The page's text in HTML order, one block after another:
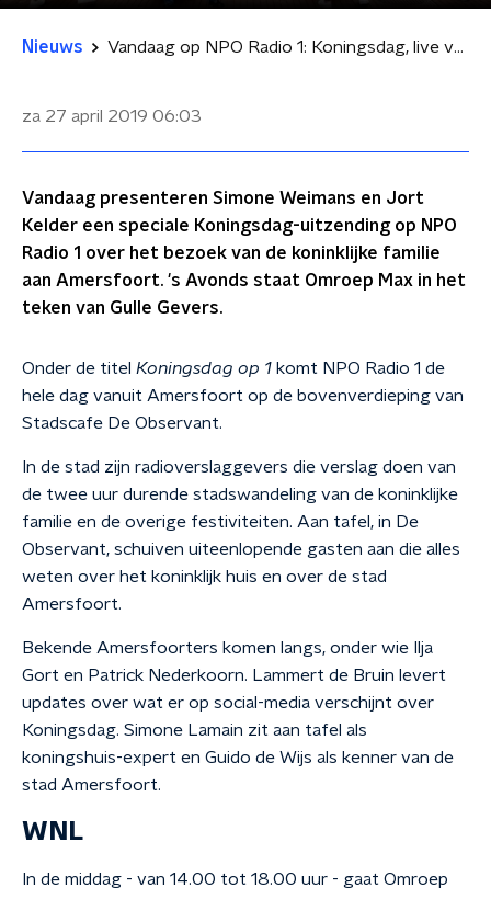
Nieuws Vandaag op NPO Radio 1: Koningsdag, live vanuit Amersfoort
za 27 april 2019 06:03
Vandaag presenteren Simone Weimans en Jort
Kelder een speciale Koningsdag-uitzending op NPO
Radio 1 over het bezoek van de koninklijke familie
aan Amersfoort. 's Avonds staat Omroep Max in het
teken van Gulle Gevers.
Onder de titel Koningsdag op 1 komt NPO Radio 1 de
hele dag vanuit Amersfoort op de bovenverdieping van
Stadscafe De Observant.
In de stad zijn radioverslaggevers die verslag doen van
de twee uur durende stadswandeling van de koninklijke
familie en de overige festiviteiten. Aan tafel, in De
Observant, schuiven uiteenlopende gasten aan die alles
weten over het koninklijk huis en over de stad
Amersfoort.
Bekende Amersfoorters komen langs, onder wie Ilja
Gort en Patrick Nederkoorn. Lammert de Bruin levert
updates over wat er op social-media verschijnt over
Koningsdag. Simone Lamain zit aan tafel als
koningshuis-expert en Guido de Wijs als kenner van de
stad Amersfoort.
WNL
In de middag - van 14.00 tot 18.00 uur - gaat Omroep